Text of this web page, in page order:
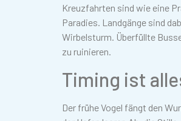
Kreuzfahrten sind wie eine
Paradies. Landgänge sind
Wirbelsturm. Überfüllte
zu ruinieren.
Timing ist
Der frühe Vogel fängt den